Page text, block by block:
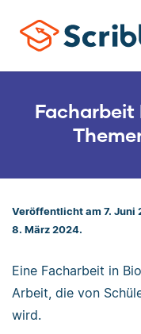
Facharbeit
Veröffentlicht am 7. Juni
8. März 2024.
Eine Facharbeit in
Arbeit, die von
wird.